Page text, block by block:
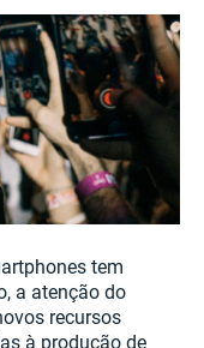
tem
a atenção do
recursos
à produção de